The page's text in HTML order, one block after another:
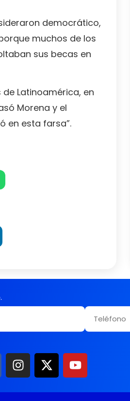
democrático,
muchos de los
sus becas en
Latinoamérica, en
Morena y el
en esta farsa”.